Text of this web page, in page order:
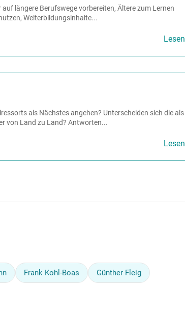
längere Berufswege vorbereiten, Ältere zum Lernen
Weiterbildungsinhalte...
Lesen
als Nächstes angehen? Unterscheiden sich die als
von Land zu Land? Antworten...
Lesen
Frank Kohl-Boas Günther Fleig